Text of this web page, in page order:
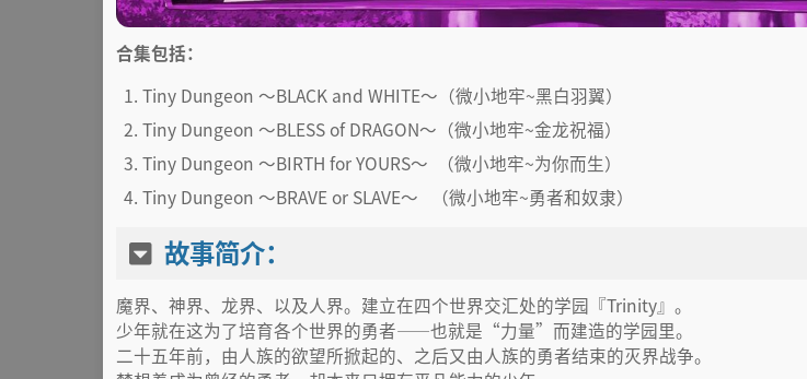
合集包括：
Tiny Dungeon ～BLACK and WHITE～（微小地牢~黑白羽翼）
Tiny Dungeon ～BLESS of DRAGON～（微小地牢~金龙祝福）
Tiny Dungeon ～BIRTH for YOURS～ （微小地牢~为你而生）
Tiny Dungeon ～BRAVE or SLAVE～ （微小地牢~勇者和奴隶）
故事简介：
魔界、神界、龙界、以及人界。建立在四个世界交汇处的学园『Trinity』。
少年就在这为了培育各个世界的勇者——也就是“力量”而建造的学园里。
二十五年前，由人族的欲望所掀起的、之后又由人族的勇者结束的灭界战争。